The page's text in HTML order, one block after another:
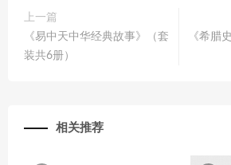
上一篇
《易中天中华经典故事》（套
装共6册）
《希腊
相关推荐